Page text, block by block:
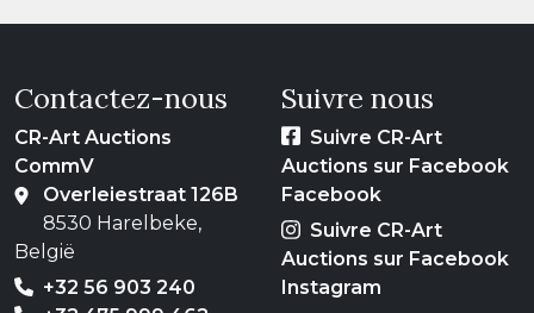
Contactez-nous
CR-Art Auctions
CommV
Overleiestraat 126B
8530 Harelbeke,
België
+32 56 903 240
Suivre nous
Suivre CR-Art
Auctions sur Facebook
Facebook
Suivre CR-Art
Auctions sur Facebook
Instagram